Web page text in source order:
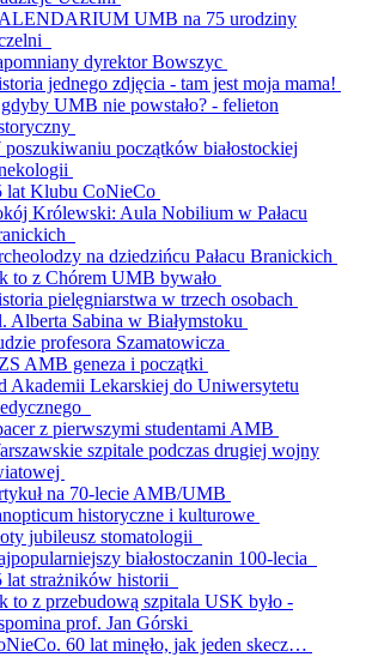
UMB na 75 urodziny
dyrektor Bowszyc
jednego zdjęcia - tam jest moja mama!
UMB nie powstało? - felieton
poszukiwaniu początków białostockiej
lat Klubu CoNieCo
Królewski: Aula Nobilium w Pałacu
na dziedzińcu Pałacu Branickich
to z Chórem UMB bywało
pielęgniarstwa w trzech osobach
Alberta Sabina w Białymstoku
profesora Szamatowicza
AMB geneza i początki
Akademii Lekarskiej do Uniwersytetu
z pierwszymi studentami AMB
szpitale podczas drugiej wojny
na 70-lecie AMB/UMB
historyczne i kulturowe
jubileusz stomatologii
białostoczanin 100-lecia
lat strażników historii
to z przebudową szpitala USK było -
prof. Jan Górski
60 lat minęło, jak jeden skecz…